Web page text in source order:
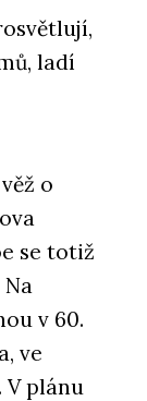
ladí
o
se totiž
v 60.
ve
V plánu